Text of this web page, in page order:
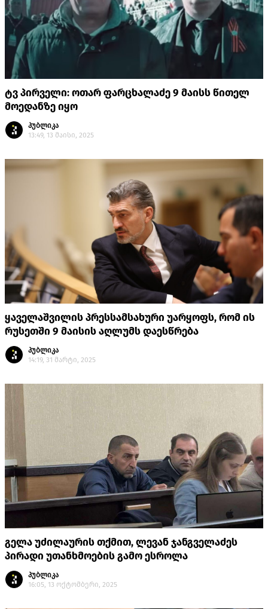
ტვ პირველი: ოთარ ფარცხალაძე 9 მაისს წითელ
მოედანზე იყო
პუბლიკა
13:49, 13 მაისი, 2025
ყაველაშვილის პრესსამსახური უარყოფს, რომ ის
რუსეთში 9 მაისის აღლუმს დაესწრება
პუბლიკა
14:19, 31 მარტი, 2025
გელა უძილაურის თქმით, ლევან ჯანგველაძეს
პირადი უთანხმოების გამო ესროლა
პუბლიკა
16:05, 13 ოქტომბერი, 2025